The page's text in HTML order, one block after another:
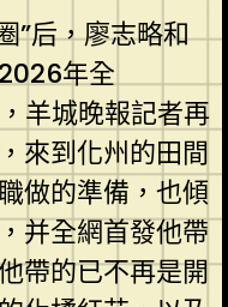
”后，廖志略和
年全
羊城晚報記者再
來到化州的田間
做的準備，也傾
并全網首發他帶
帶的已不再是開